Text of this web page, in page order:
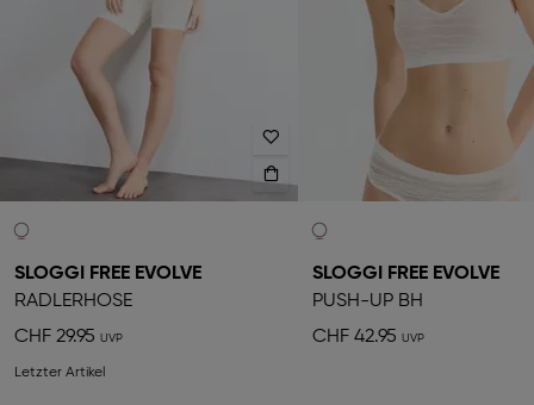
SLOGGI FREE EVOLVE
RADLERHOSE
CHF 29.95
Letzter Artikel
SLOGGI FREE EVOLVE
PUSH-UP BH
CHF 42.95